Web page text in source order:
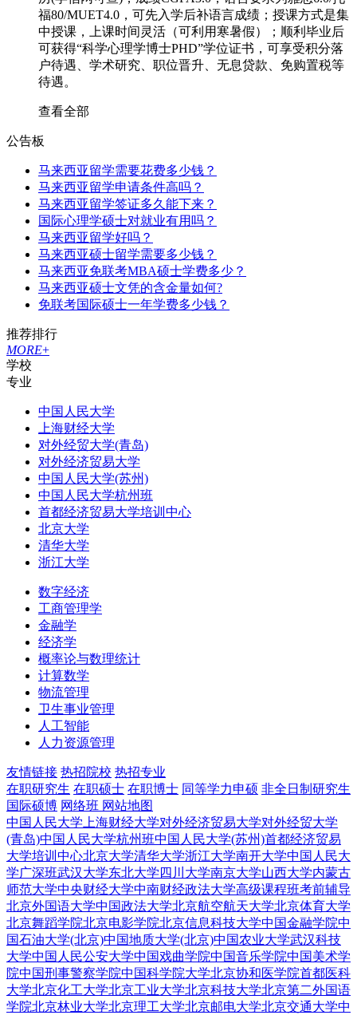
福80/MUET4.0，可先入学后补语言成绩；授课方式是集
中授课，上课时间灵活（可利用寒暑假）；顺利毕业后
可获得“科学心理学博士PHD”学位证书，可享受积分落
户待遇、学术研究、职位晋升、无息贷款、免购置税等
待遇。
查看全部
公告板
马来西亚留学需要花费多少钱？
马来西亚留学申请条件高吗？
马来西亚留学签证多久能下来？
国际心理学硕士对就业有用吗？
马来西亚留学好吗？
马来西亚硕士留学需要多少钱？
马来西亚免联考MBA硕士学费多少？
马来西亚硕士文凭的含金量如何?
免联考国际硕士一年学费多少钱？
推荐排行
MORE+
学校
专业
中国人民大学
上海财经大学
对外经贸大学(青岛)
对外经济贸易大学
中国人民大学(苏州)
中国人民大学杭州班
首都经济贸易大学培训中心
北京大学
清华大学
浙江大学
数字经济
工商管理学
金融学
经济学
概率论与数理统计
计算数学
物流管理
卫生事业管理
人工智能
人力资源管理
友情链接 热招院校 热招专业
在职研究生 在职硕士 在职博士 同等学力申硕 非全日制研究生
国际硕博 网络班 网站地图
中国人民大学 上海财经大学对外经济贸易大学对外经贸大学
(青岛)中国人民大学杭州班中国人民大学(苏州)首都经济贸易
大学培训中心北京大学清华大学浙江大学南开大学中国人民大
学广深班武汉大学东北大学 四川大学南京大学山西大学内蒙古
师范大学中央财经大学中南财经政法大学高级课程班考前辅导
北京外国语大学中国政法大学北京航空航天大学北京体育大学
北京舞蹈学院北京电影学院北京信息科技大学中国金融学院中
国石油大学(北京)中国地质大学(北京)中国农业大学武汉科技
大学中国人民公安大学中国戏曲学院中国音乐学院中国美术学
院中国刑事警察学院中国科学院大学北京协和医学院首都医科
大学北京化工大学北京工业大学北京科技大学北京第二外国语
学院北京林业大学北京理工大学北京邮电大学北京交通大学中